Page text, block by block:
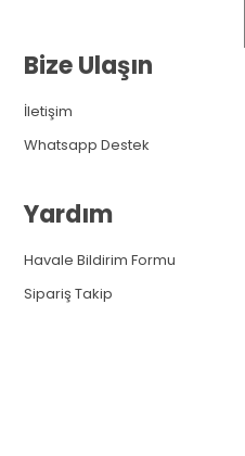
Bize Ulaşın
İletişim
Whatsapp Destek
Yardım
Havale Bildirim Formu
Sipariş Takip